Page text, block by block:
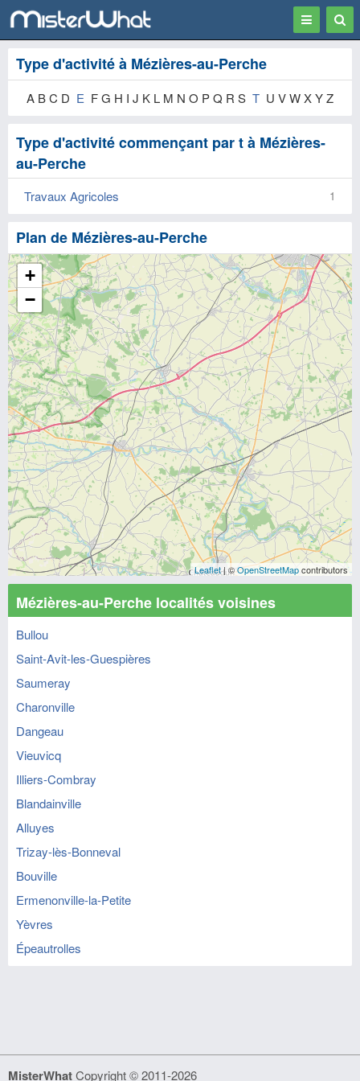
Toggle
Type d'activité à Mézières-au-Perche
A B C D E F G H I J K L M N O P Q R S T U V W X Y Z
Type d'activité commençant par t à Mézières-
au-Perche
Travaux Agricoles 1
Plan de Mézières-au-Perche
+
−
Leaflet| ©OpenStreetMapcontributors
Mézières-au-Perche localités voisines
Bullou
Saint-Avit-les-Guespières
Saumeray
Charonville
Dangeau
Vieuvicq
Illiers-Combray
Blandainville
Alluyes
Trizay-lès-Bonneval
Bouville
Ermenonville-la-Petite
Yèvres
Épeautrolles
MisterWhatCopyright © 2011-2026